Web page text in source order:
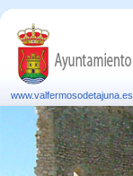
www.valfermosodetajuna.es